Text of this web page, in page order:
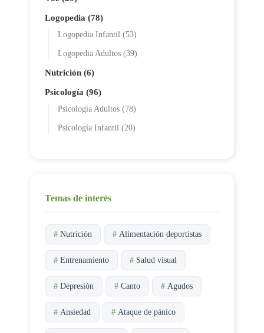
Logopedia (78)
Logopedia Infantil (53)
Logopedia Adultos (39)
Nutrición (6)
Psicología (96)
Psicología Adultos (78)
Psicología Infantil (20)
Temas de interés
# Nutrición # Alimentación deportistas
# Entrenamiento # Salud visual
# Depresión # Canto # Agudos
# Ansiedad # Ataque de pánico